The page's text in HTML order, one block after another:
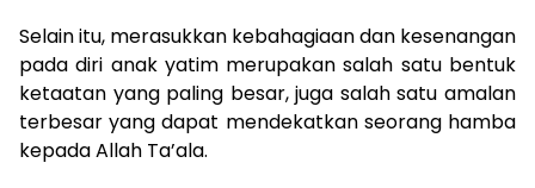
Selain itu, merasukkan kebahagiaan dan kesenangan
pada diri anak yatim merupakan salah satu bentuk
ketaatan yang paling besar, juga salah satu amalan
terbesar yang dapat mendekatkan seorang hamba
kepada Allah Ta’ala.